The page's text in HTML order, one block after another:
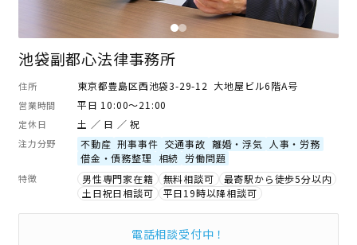
池袋副都心法律事務所
住所 東京都豊島区西池袋3-29-12 大地屋ビル6階A号
営業時間 平日 10:00～21:00
定休日 土 ／ 日 ／ 祝
注力分野 不動産 刑事事件 交通事故 離婚・浮気
人事・労務
借金・債務整理
相続 労働問題
特徴 男性専門家在籍 無料相談可
最寄駅から徒歩5分以内
土日祝日相談可
平日19時以降相談可
電話相談受付中！